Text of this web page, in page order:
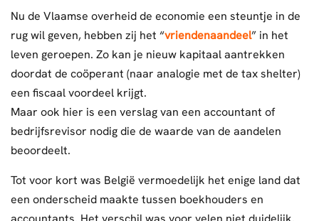
Nu de Vlaamse overheid de economie een steuntje in de
rug wil geven, hebben zij het “vriendenaandeel” in het
leven geroepen. Zo kan je nieuw kapitaal aantrekken
doordat de coöperant (naar analogie met de tax shelter)
een fiscaal voordeel krijgt.
Maar ook hier is een verslag van een accountant of
bedrijfsrevisor nodig die de waarde van de aandelen
beoordeelt.
Tot voor kort was België vermoedelijk het enige land dat
een onderscheid maakte tussen boekhouders en